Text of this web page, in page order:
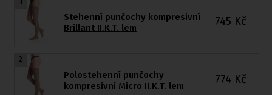
Stehenní punčochy kompresivní
Brillant II.K.T. lem
745 Kč
2
Polostehenní punčochy
kompresivní Micro II.K.T. lem
774 Kč